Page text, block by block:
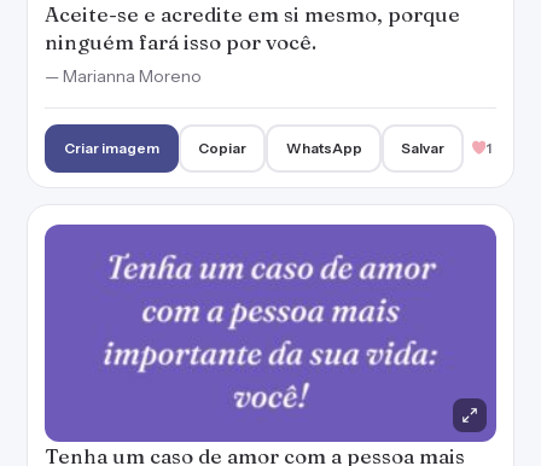
Aceite-se e acredite em si mesmo, porque
ninguém fará isso por você.
— Marianna Moreno
Criar imagem Copiar WhatsApp Salvar 1
Tenha um caso de amor com a pessoa mais